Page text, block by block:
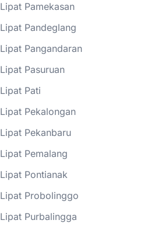
Pamekasan
Pandeglang
Pangandaran
Pasuruan
Pati
Pekalongan
Pekanbaru
Pemalang
Pontianak
Probolinggo
Purbalingga